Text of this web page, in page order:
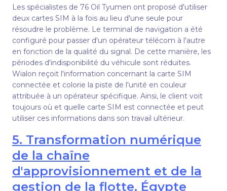
Les spécialistes de 76 Oil Tyumen ont proposé d'utiliser
deux cartes SIM à la fois au lieu d'une seule pour
résoudre le problème. Le terminal de navigation a été
configuré pour passer d'un opérateur télécom à l'autre
en fonction de la qualité du signal. De cette manière, les
périodes d'indisponibilité du véhicule sont réduites.
Wialon reçoit l'information concernant la carte SIM
connectée et colorie la piste de l'unité en couleur
attribuée à un opérateur spécifique. Ainsi, le client voit
toujours où et quelle carte SIM est connectée et peut
utiliser ces informations dans son travail ultérieur.
5. Transformation numérique
de la chaîne
d'approvisionnement et de la
gestion de la flotte, Égypte